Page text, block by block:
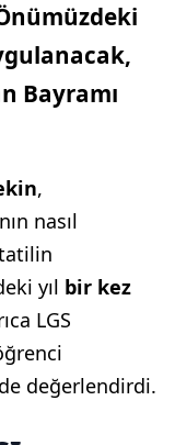
,
Bayramı
,
nasıl
tatilin
yıl bir kez
LGS
değerlendirdi.